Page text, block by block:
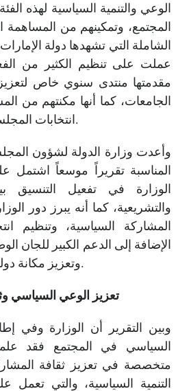
الوعي والتنمية السياسية لهذه
المجتمع، وتمكينهم من المساهمة
الشاملة التي تشهدها دولة
عملت على تنظيم الكثير من
مقدمتها منتدى سنوي خاص
الجامعات، كما أنها مكنتهم من
انتخابات المجلس الوطني الاتحادي 2015.
وأعدت وزارة الدولة لشؤون
المناسبة تقريراً موسعاً اشتمل
الوزارة في تفعيل التنسيق
والتشريعية، كما أنه يبرز دور
المشاركة السياسية، وتنظيم
الإضافة إلى الدعم الكبير للجان
وتعزيز مكانة دولة الإمارات إقليمياً وعالمياً.
تعزيز الوعي السياسي
وبين التقرير أن الوزارة وفي
السياسي في المجتمع فقد
متخصصة في تعزيز ثقافة
التنمية السياسية، والتي